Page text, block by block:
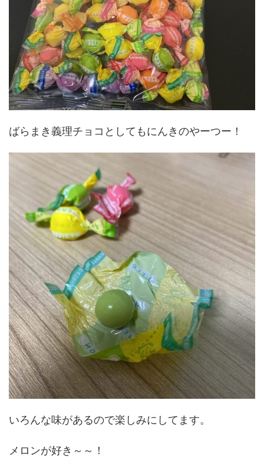
ばらまき義理チョコとしてもにんきのやーつー！
いろんな味があるので楽しみにしてます。
メロンが好き～～！